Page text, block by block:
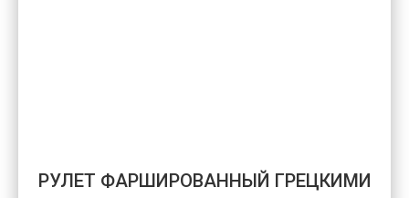
РУЛЕТ ФАРШИРОВАННЫЙ ГРЕЦКИМИ